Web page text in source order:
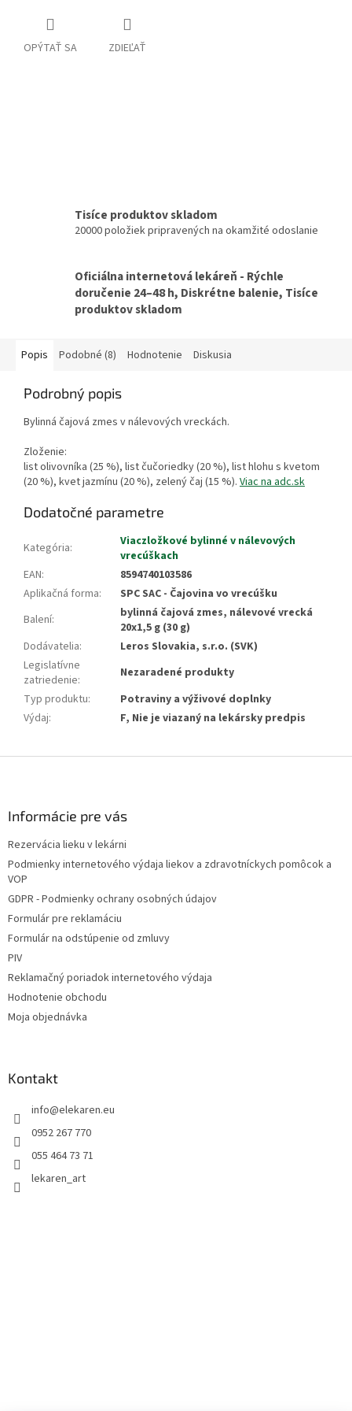
OPÝTAŤ SA ZDIEĽAŤ
Tisíce produktov skladom
20000 položiek pripravených na okamžité odoslanie
Oficiálna internetová lekáreň - Rýchle
doručenie 24–48 h, Diskrétne balenie, Tisíce
produktov skladom
Popis Podobné (8) Hodnotenie Diskusia
Podrobný popis
Bylinná čajová zmes v nálevových vreckách.
Zloženie:
list olivovníka (25 %), list čučoriedky (20 %), list hlohu s kvetom
(20 %), kvet jazmínu (20 %), zelený čaj (15 %). Viac na adc.sk
Dodatočné parametre
Kategória:
Viaczložkové bylinné v nálevových
vrecúškach
EAN:
8594740103586
Aplikačná forma:
SPC SAC - Čajovina vo vrecúšku
Balení:
bylinná čajová zmes, nálevové vrecká
20x1,5 g (30 g)
Dodávatelia:
Leros Slovakia, s.r.o. (SVK)
Legislatívne
zatriedenie:
Nezaradené produkty
Typ produktu:
Potraviny a výživové doplnky
Výdaj: F, Nie je viazaný na lekársky predpis
Informácie pre vás
Rezervácia lieku v lekárni
Podmienky internetového výdaja liekov a zdravotníckych pomôcok a
VOP
GDPR - Podmienky ochrany osobných údajov
Formulár pre reklamáciu
Formulár na odstúpenie od zmluvy
PIV
Reklamačný poriadok internetového výdaja
Hodnotenie obchodu
Moja objednávka
Kontakt
info@elekaren.eu
0952 267 770
055 464 73 71
lekaren_art